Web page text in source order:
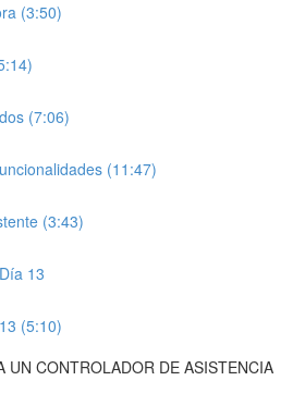
(3:50)
(7:06)
(11:47)
(3:43)
13
(5:10)
UN CONTROLADOR DE ASISTENCIA